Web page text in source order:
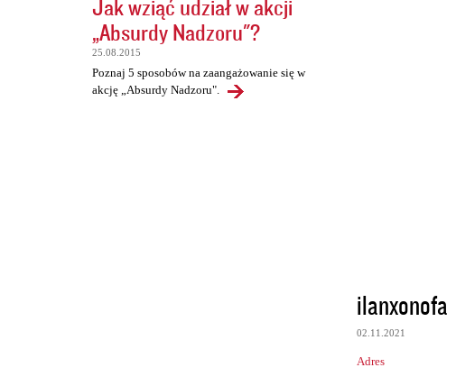
Jak wziąć udział w akcji
„Absurdy Nadzoru"?
25.08.2015
Poznaj 5 sposobów na zaangażowanie się w
akcję „Absurdy Nadzoru".
ilanxonofa
02.11.2021
Adres